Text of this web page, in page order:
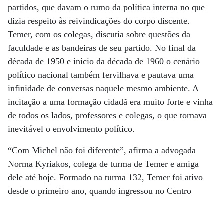
partidos, que davam o rumo da política interna no que
dizia respeito às reivindicações do corpo discente.
Temer, com os colegas, discutia sobre questões da
faculdade e as bandeiras de seu partido. No final da
década de 1950 e início da década de 1960 o cenário
político nacional também fervilhava e pautava uma
infinidade de conversas naquele mesmo ambiente. A
incitação a uma formação cidadã era muito forte e vinha
de todos os lados, professores e colegas, o que tornava
inevitável o envolvimento político.
“Com Michel não foi diferente”, afirma a advogada
Norma Kyriakos, colega de turma de Temer e amiga
dele até hoje. Formado na turma 132, Temer foi ativo
desde o primeiro ano, quando ingressou no Centro